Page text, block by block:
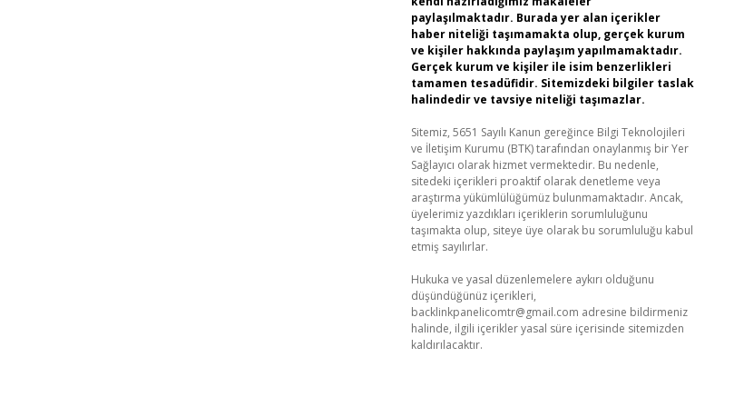
paylaşılmaktadır. Burada yer alan içerikler
haber niteliği taşımamakta olup, gerçek kurum
ve kişiler hakkında paylaşım yapılmamaktadır.
Gerçek kurum ve kişiler ile isim benzerlikleri
tamamen tesadüfidir. Sitemizdeki bilgiler taslak
halindedir ve tavsiye niteliği taşımazlar.
Sitemiz, 5651 Sayılı Kanun gereğince Bilgi Teknolojileri
ve İletişim Kurumu (BTK) tarafından onaylanmış bir Yer
Sağlayıcı olarak hizmet vermektedir. Bu nedenle,
sitedeki içerikleri proaktif olarak denetleme veya
araştırma yükümlülüğümüz bulunmamaktadır. Ancak,
üyelerimiz yazdıkları içeriklerin sorumluluğunu
taşımakta olup, siteye üye olarak bu sorumluluğu kabul
etmiş sayılırlar.
Hukuka ve yasal düzenlemelere aykırı olduğunu
düşündüğünüz içerikleri,
backlinkpanelicomtr@gmail.com adresine bildirmeniz
halinde, ilgili içerikler yasal süre içerisinde sitemizden
kaldırılacaktır.